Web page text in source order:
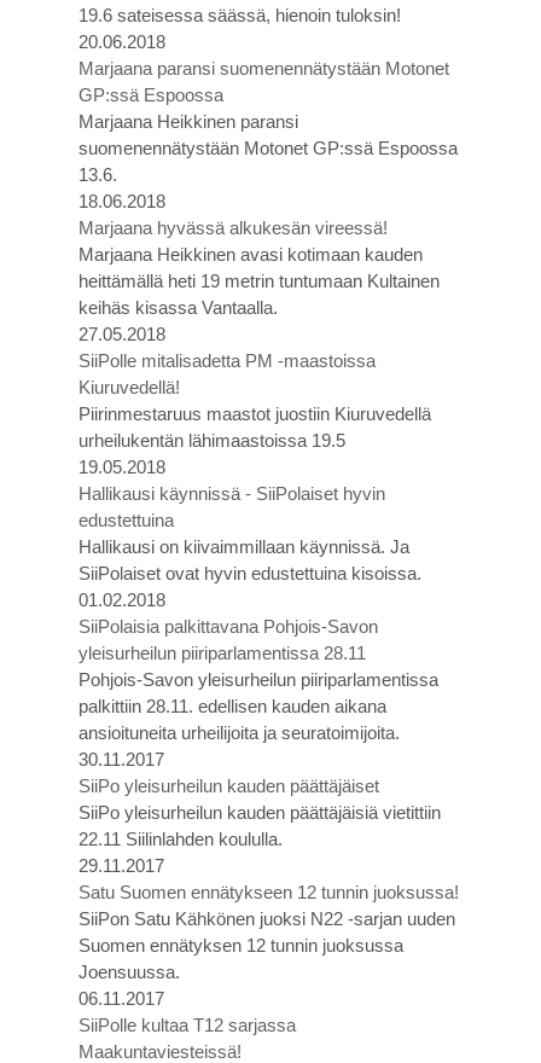
19.6 sateisessa säässä, hienoin tuloksin!
20.06.2018
Marjaana paransi suomenennätystään Motonet
GP:ssä Espoossa
Marjaana Heikkinen paransi
suomenennätystään Motonet GP:ssä Espoossa
13.6.
18.06.2018
Marjaana hyvässä alkukesän vireessä!
Marjaana Heikkinen avasi kotimaan kauden
heittämällä heti 19 metrin tuntumaan Kultainen
keihäs kisassa Vantaalla.
27.05.2018
SiiPolle mitalisadetta PM -maastoissa
Kiuruvedellä!
Piirinmestaruus maastot juostiin Kiuruvedellä
urheilukentän lähimaastoissa 19.5
19.05.2018
Hallikausi käynnissä - SiiPolaiset hyvin
edustettuina
Hallikausi on kiivaimmillaan käynnissä. Ja
SiiPolaiset ovat hyvin edustettuina kisoissa.
01.02.2018
SiiPolaisia palkittavana Pohjois-Savon
yleisurheilun piiriparlamentissa 28.11
Pohjois-Savon yleisurheilun piiriparlamentissa
palkittiin 28.11. edellisen kauden aikana
ansioituneita urheilijoita ja seuratoimijoita.
30.11.2017
SiiPo yleisurheilun kauden päättäjäiset
SiiPo yleisurheilun kauden päättäjäisiä vietittiin
22.11 Siilinlahden koululla.
29.11.2017
Satu Suomen ennätykseen 12 tunnin juoksussa!
SiiPon Satu Kähkönen juoksi N22 -sarjan uuden
Suomen ennätyksen 12 tunnin juoksussa
Joensuussa.
06.11.2017
SiiPolle kultaa T12 sarjassa
Maakuntaviesteissä!